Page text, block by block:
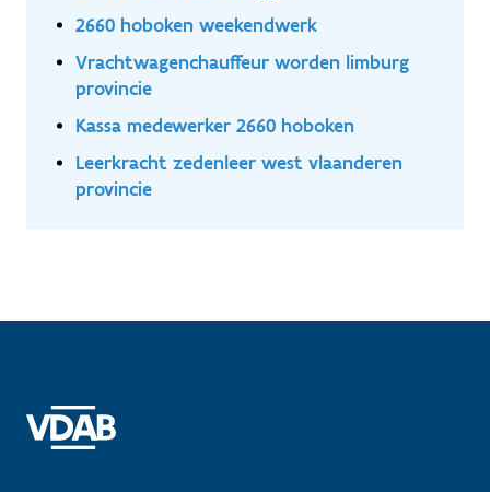
2660 hoboken weekendwerk
Vrachtwagenchauffeur worden limburg
provincie
Kassa medewerker 2660 hoboken
Leerkracht zedenleer west vlaanderen
provincie